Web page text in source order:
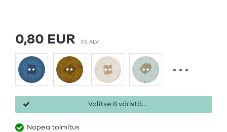
0,80 EUR sis. ALV
Valitse 8 väristä...
Nopea toimitus